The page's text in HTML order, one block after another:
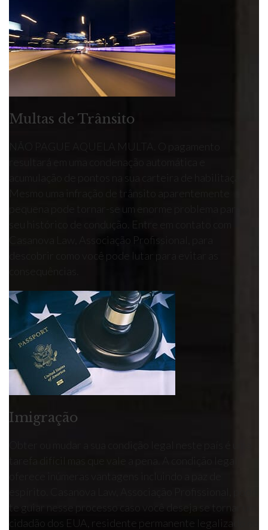
Multas de Trânsito
NÃO PAGUE AQUELA MULTA. O pagamento
resultará em uma condenação automática e
acumulação de pontos na sua carteira de habilitação.
Mesmo uma infração de trânsito aparentemente
pequena pode tornar-se um enorme problema para o
seu histórico de condução. Entre em contato com
Casanova Law, Associação Profissional, para
descobrir como você pode lutar para evitar as
Imigração
tarefa difícil mas que vale a pena. A condição legal
te guiar nesse processo caso você deseja se tornar um
cidadão dos EUA, residente permanente legalizado ou